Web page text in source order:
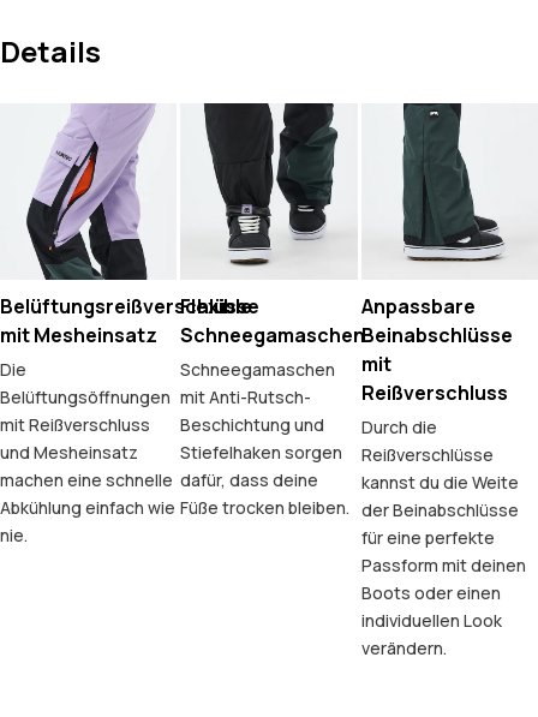
Details
Belüftungsreißverschlüsse
mit Mesheinsatz
Die
Belüftungsöffnungen
mit Reißverschluss
und Mesheinsatz
machen eine schnelle
Abkühlung einfach wie
nie.
Flexible
Schneegamaschen
Schneegamaschen
mit Anti-Rutsch-
Beschichtung und
Stiefelhaken sorgen
dafür, dass deine
Füße trocken bleiben.
Anpassbare
Beinabschlüsse
mit
Reißverschluss
Durch die
Reißverschlüsse
kannst du die Weite
der Beinabschlüsse
für eine perfekte
Passform mit deinen
Boots oder einen
individuellen Look
verändern.